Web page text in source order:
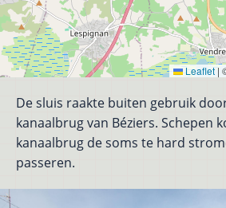
Leaflet|
De sluis raakte buiten gebruik
kanaalbrug van Béziers. Schepen
kanaalbrug de soms te hard
passeren.